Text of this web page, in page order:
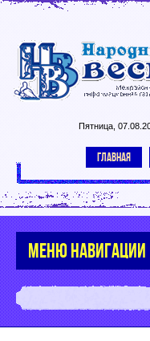
Пятница,
ГЛАВНАЯ
МЕНЮ НАВИГАЦИИ